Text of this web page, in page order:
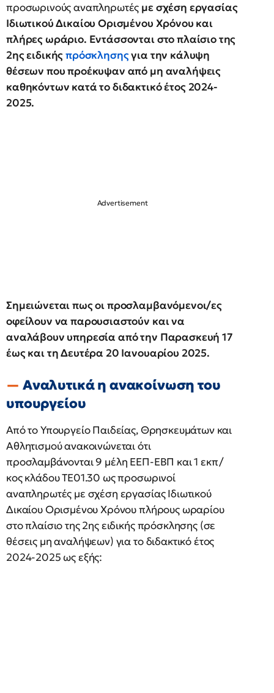
προσωρινούς αναπληρωτές με σχέση εργασίας
Ιδιωτικού Δικαίου Ορισμένου Χρόνου και
πλήρες ωράριο. Εντάσσονται στο πλαίσιο της
2ης ειδικήςπρόσκλησηςγια την κάλυψη
θέσεων που προέκυψαν από μη αναλήψεις
καθηκόντων κατά το διδακτικό έτος 2024-
2025.
Σημειώνεται πως οι προσλαμβανόμενοι/ες
οφείλουν να παρουσιαστούν και να
αναλάβουν υπηρεσία από την Παρασκευή 17
έως και τη Δευτέρα 20 Ιανουαρίου 2025.
Αναλυτικά η ανακοίνωση του
υπουργείου
Από το Υπουργείο Παιδείας, Θρησκευμάτων και
Αθλητισμού ανακοινώνεται ότι
προσλαμβάνονται 9 μέλη ΕΕΠ-ΕΒΠ και 1 εκπ/
κος κλάδου ΤΕ01.30 ως προσωρινοί
αναπληρωτές με σχέση εργασίας Ιδιωτικού
Δικαίου Ορισμένου Χρόνου πλήρους ωραρίου
στο πλαίσιο της 2ης ειδικής πρόσκλησης (σε
θέσεις μη αναλήψεων) για το διδακτικό έτος
2024-2025 ως εξής: